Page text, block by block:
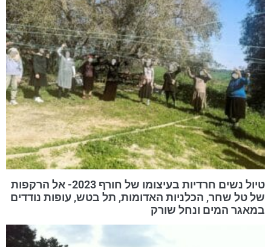
טיול נשים חרדיות בעיצומו של חורף 2023- אל הרקפות
של טל שחר, הכלניות האדומות, תל בטש, עופות נודדים
במאגר המים ונחל שורק